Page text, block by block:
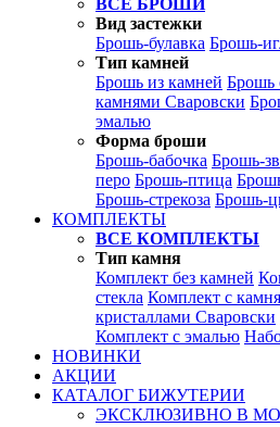
ВСЕ БРОШИ
Вид застежки
Брошь-булавка Брошь-
Тип камней
Брошь из камней Брошь
камнями Сваровски
эмалью
Форма броши
Брошь-бабочка Брошь-
перо Брошь-птица
Брошь-стрекоза Брошь-
КОМПЛЕКТЫ
ВСЕ КОМПЛЕКТЫ
Тип камня
Комплект без камней
стекла Комплект с
кристаллами Сваровски
Комплект с эмалью
НОВИНКИ
АКЦИИ
КАТАЛОГ БИЖУТЕРИИ
ЭКСКЛЮЗИВНО В